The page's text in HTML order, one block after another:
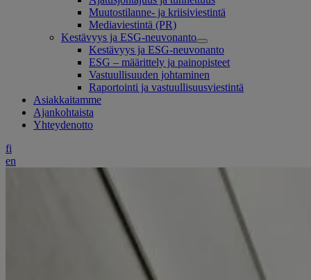
Muutostilanne- ja kriisiviestintä
Mediaviestintä (PR)
Kestävyys ja ESG-neuvonanto
Kestävyys ja ESG-neuvonanto
ESG – määrittely ja painopisteet
Vastuullisuuden johtaminen
Raportointi ja vastuullisuusviestintä
Asiakkaitamme
Ajankohtaista
Yhteydenotto
fi
en